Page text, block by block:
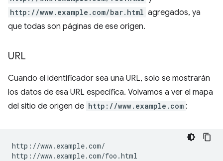
http://www.example.com/bar.html agregados, ya
que todas son páginas de ese origen.
URL
Cuando el identificador sea una URL, solo se mostrarán
los datos de esa URL específica. Volvamos a ver el mapa
del sitio de origen de http://www.example.com :
http://www.example.com/
http://www.example.com/foo.html